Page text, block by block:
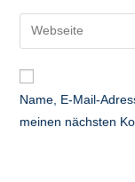
zum
Kommentieren
ein
E-
Mail-
zum
Kommentieren
ein
Gib
deine
Website-
Name, E-Mail-
meinen nächsten